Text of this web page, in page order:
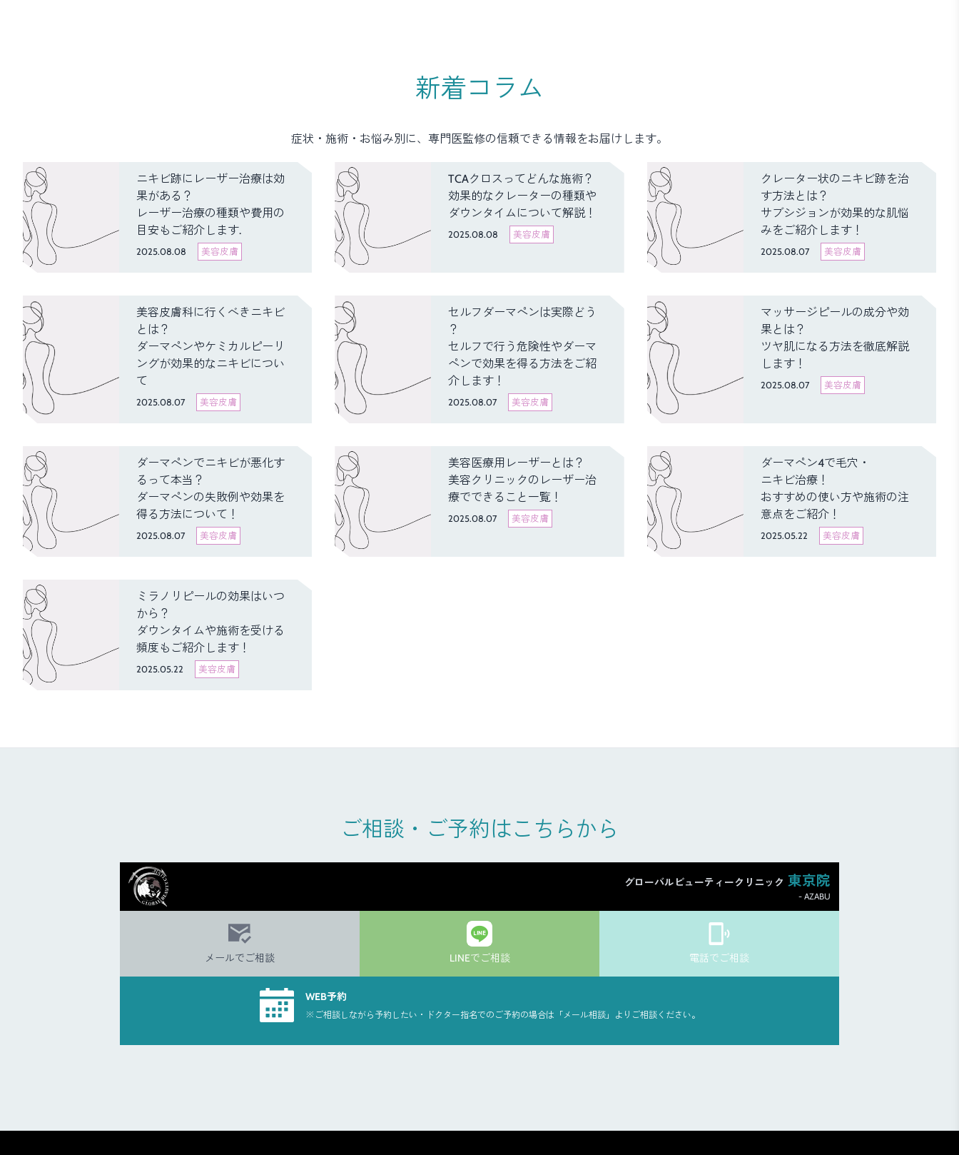
新着コラム
症状・施術・お悩み別に、専門医監修の信頼できる情報をお届けします。
ニキビ跡にレーザー治療は効
果がある？
レーザー治療の種類や費用の
目安もご紹介します.
2025.08.08 美容皮膚
TCAクロスってどんな施術？
効果的なクレーターの種類や
ダウンタイムについて解説！
2025.08.08 美容皮膚
クレーター状のニキビ跡を治
す方法とは？
サブシジョンが効果的な肌悩
みをご紹介します！
2025.08.07 美容皮膚
美容皮膚科に行くべきニキビ
とは？
ダーマペンやケミカルピーリ
ングが効果的なニキビについ
て
2025.08.07 美容皮膚
セルフダーマペンは実際どう
？
セルフで行う危険性やダーマ
ペンで効果を得る方法をご紹
介します！
2025.08.07 美容皮膚
マッサージピールの成分や効
果とは？
ツヤ肌になる方法を徹底解説
します！
2025.08.07 美容皮膚
ダーマペンでニキビが悪化す
るって本当？
ダーマペンの失敗例や効果を
得る方法について！
2025.08.07 美容皮膚
美容医療用レーザーとは？
美容クリニックのレーザー治
療でできること一覧！
2025.08.07 美容皮膚
ダーマペン4で毛穴・
ニキビ治療！
おすすめの使い方や施術の注
意点をご紹介！
2025.05.22 美容皮膚
ミラノリピールの効果はいつ
から？
ダウンタイムや施術を受ける
頻度もご紹介します！
2025.05.22 美容皮膚
ご相談・ご予約はこちらから
グローバルビューティークリニック 東京院
- AZABU
メールでご相談 LINEでご相談 電話でご相談
WEB予約
※ご相談しながら予約したい・ドクター指名でのご予約の場合は「メール相談」よりご相談ください。